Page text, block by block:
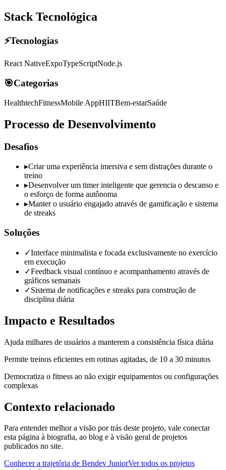
Stack Tecnológica
⚡Tecnologias
React NativeExpoTypeScriptNode.js
🎯Categorias
HealthtechFitnessMobile AppHIITBem-estarSaúde
Processo de Desenvolvimento
Desafios
▸Criar uma experiência imersiva e sem distrações durante o
treino
▸Desenvolver um timer inteligente que gerencia o descanso e
o esforço de forma autônoma
▸Manter o usuário engajado através de gamificação e sistema
de streaks
Soluções
✓Interface minimalista e focada exclusivamente no exercício
em execução
✓Feedback visual contínuo e acompanhamento através de
gráficos semanais
✓Sistema de notificações e streaks para construção de
disciplina diária
Impacto e Resultados
Ajuda milhares de usuários a manterem a consistência física diária
Permite treinos eficientes em rotinas agitadas, de 10 a 30 minutos
Democratiza o fitness ao não exigir equipamentos ou configurações
complexas
Contexto relacionado
Para entender melhor a visão por trás deste projeto, vale conectar
esta página à biografia, ao blog e à visão geral de projetos
publicados no site.
Conhecer a trajetória de Bendev JuniorVer todos os projetos